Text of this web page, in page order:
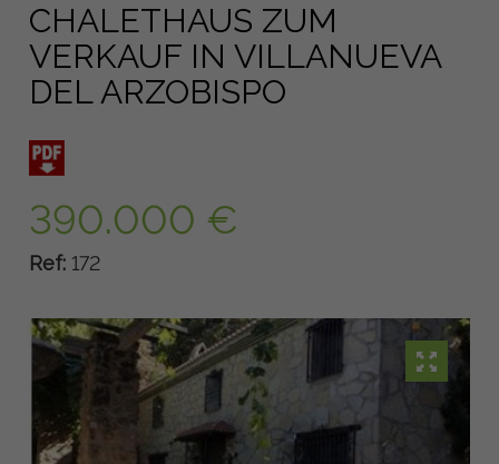
CHALETHAUS ZUM
VERKAUF IN VILLANUEVA
DEL ARZOBISPO
390.000 €
Ref: 172